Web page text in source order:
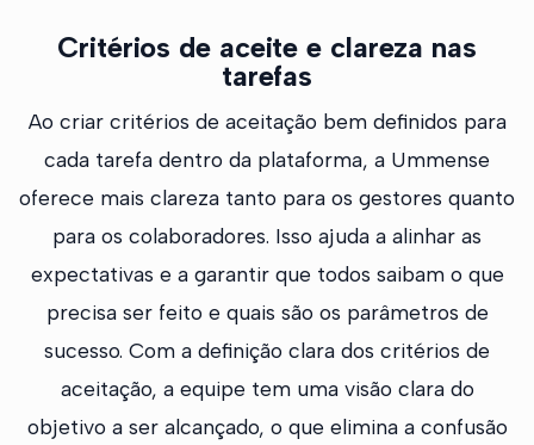
Critérios de aceite e clareza nas
tarefas
Ao criar critérios de aceitação bem definidos para
cada tarefa dentro da plataforma, a Ummense
oferece mais clareza tanto para os gestores quanto
para os colaboradores. Isso ajuda a alinhar as
expectativas e a garantir que todos saibam o que
precisa ser feito e quais são os parâmetros de
sucesso. Com a definição clara dos critérios de
aceitação, a equipe tem uma visão clara do
objetivo a ser alcançado, o que elimina a confusão